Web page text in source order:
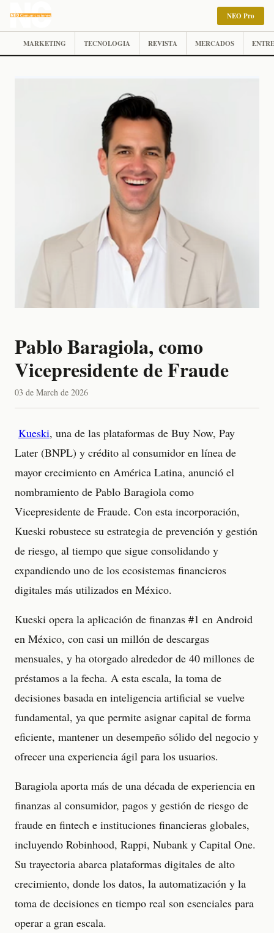
NEO Pro
MARKETING TECNOLOGIA REVISTA MERCADOS
Pablo Baragiola, como
Vicepresidente de Fraude
03 de March de 2026
Kueski, una de las plataformas de Buy Now, Pay
Later (BNPL) y crédito al consumidor en línea de
mayor crecimiento en América Latina, anunció el
nombramiento de Pablo Baragiola como
Vicepresidente de Fraude. Con esta incorporación,
Kueski robustece su estrategia de prevención y gestión
de riesgo, al tiempo que sigue consolidando y
expandiendo uno de los ecosistemas financieros
digitales más utilizados en México.
Kueski opera la aplicación de finanzas #1 en Android
en México, con casi un millón de descargas
mensuales, y ha otorgado alrededor de 40 millones de
préstamos a la fecha. A esta escala, la toma de
decisiones basada en inteligencia artificial se vuelve
fundamental, ya que permite asignar capital de forma
eficiente, mantener un desempeño sólido del negocio y
ofrecer una experiencia ágil para los usuarios.
Baragiola aporta más de una década de experiencia en
finanzas al consumidor, pagos y gestión de riesgo de
fraude en fintech e instituciones financieras globales,
incluyendo Robinhood, Rappi, Nubank y Capital One.
Su trayectoria abarca plataformas digitales de alto
crecimiento, donde los datos, la automatización y la
toma de decisiones en tiempo real son esenciales para
operar a gran escala.